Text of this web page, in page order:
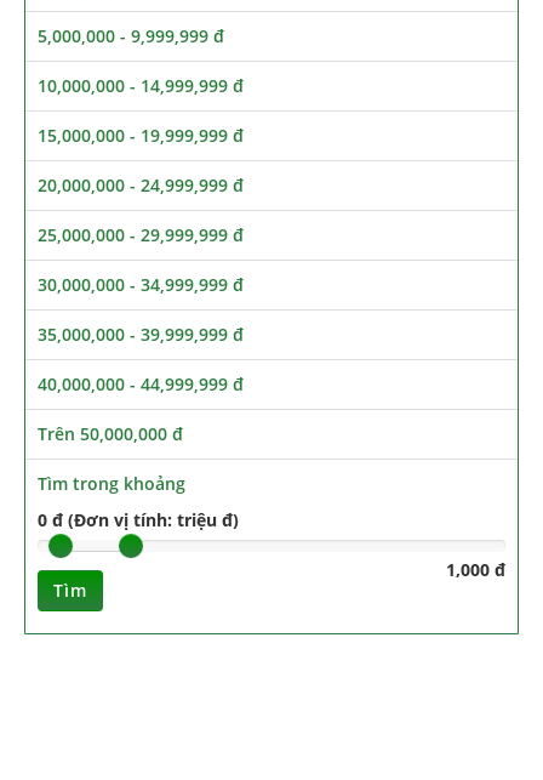
5,000,000 - 9,999,999 đ
10,000,000 - 14,999,999 đ
15,000,000 - 19,999,999 đ
20,000,000 - 24,999,999 đ
25,000,000 - 29,999,999 đ
30,000,000 - 34,999,999 đ
35,000,000 - 39,999,999 đ
40,000,000 - 44,999,999 đ
Trên 50,000,000 đ
Tìm trong khoảng
0 đ (Đơn vị tính: triệu đ)
1,000 đ
Tìm